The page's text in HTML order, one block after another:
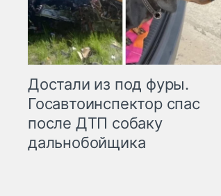
Достали из под фуры.
Госавтоинспектор спас
после ДТП собаку
дальнобойщика